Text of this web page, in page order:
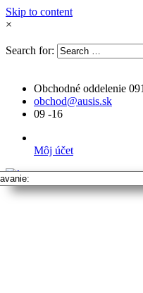
Skip to content
×
Search for:
Obchodné oddelenie
obchod@ausis.sk
09 -16
Môj účet
Vyhľadavanie: